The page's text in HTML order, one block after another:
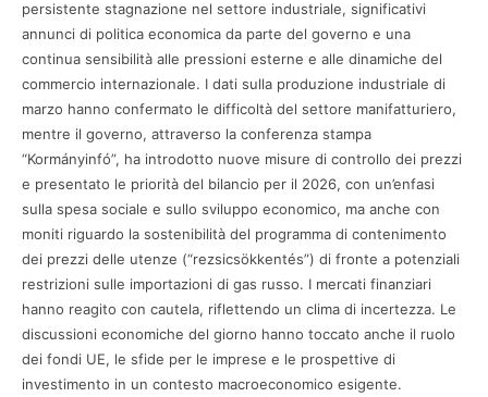
persistente stagnazione nel settore industriale, significativi
annunci di politica economica da parte del governo e una
continua sensibilità alle pressioni esterne e alle dinamiche del
commercio internazionale. I dati sulla produzione industriale di
marzo hanno confermato le difficoltà del settore manifatturiero,
mentre il governo, attraverso la conferenza stampa
“Kormányinfó”, ha introdotto nuove misure di controllo dei prezzi
e presentato le priorità del bilancio per il 2026, con un’enfasi
sulla spesa sociale e sullo sviluppo economico, ma anche con
moniti riguardo la sostenibilità del programma di contenimento
dei prezzi delle utenze (“rezsicsökkentés”) di fronte a potenziali
restrizioni sulle importazioni di gas russo. I mercati finanziari
hanno reagito con cautela, riflettendo un clima di incertezza. Le
discussioni economiche del giorno hanno toccato anche il ruolo
dei fondi UE, le sfide per le imprese e le prospettive di
investimento in un contesto macroeconomico esigente.